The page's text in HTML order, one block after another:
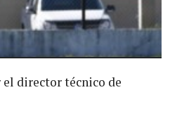
el director técnico de